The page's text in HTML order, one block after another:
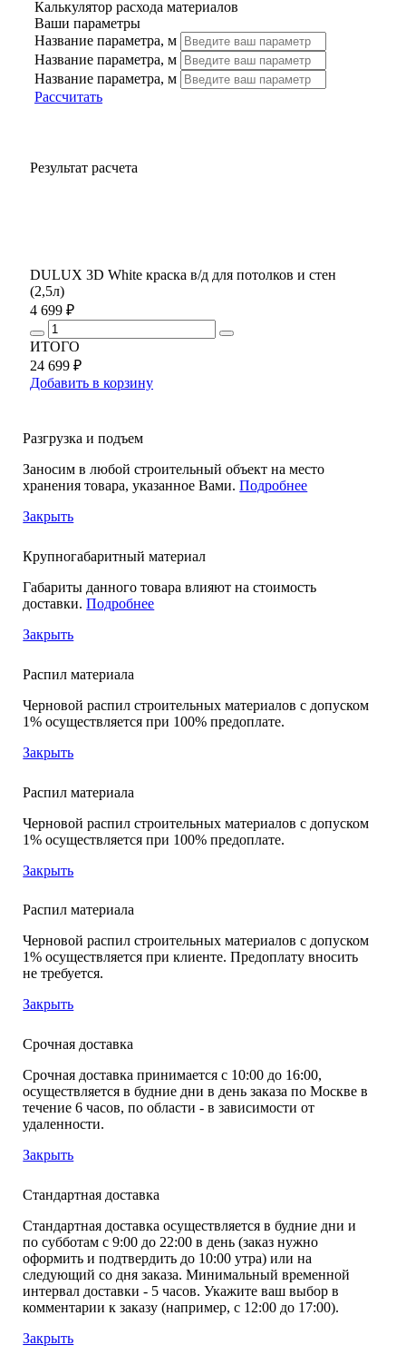
Калькулятор расхода материалов
Ваши параметры
Название параметра, м
Название параметра, м
Название параметра, м
Рассчитать
Результат расчета
DULUX 3D White краска в/д для потолков и стен
(2,5л)
4 699 ₽
ИТОГО
24 699 ₽
Добавить в корзину
Разгрузка и подъем
Заносим в любой строительный объект на место
хранения товара, указанное Вами.Подробнее
Закрыть
Крупногабаритный материал
Габариты данного товара влияют на стоимость
доставки.Подробнее
Закрыть
Распил материала
Черновой распил строительных материалов с допуском
1% осуществляется при 100% предоплате.
Закрыть
Распил материала
Черновой распил строительных материалов с допуском
1% осуществляется при 100% предоплате.
Закрыть
Распил материала
Черновой распил строительных материалов с допуском
1% осуществляется при клиенте. Предоплату вносить
не требуется.
Закрыть
Срочная доставка
Срочная доставка принимается с 10:00 до 16:00,
осуществляется в будние дни в день заказа по Москве в
течение 6 часов, по области - в зависимости от
удаленности.
Закрыть
Стандартная доставка
Стандартная доставка осуществляется в будние дни и
по субботам с 9:00 до 22:00 в день (заказ нужно
оформить и подтвердить до 10:00 утра) или на
следующий со дня заказа. Минимальный временной
интервал доставки - 5 часов. Укажите ваш выбор в
комментарии к заказу (например, с 12:00 до 17:00).
Закрыть